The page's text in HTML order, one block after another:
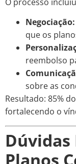
Negociação:
que os
reembolso
sobre as
Resultado: 85%
fortalecendo o
Dúvidas
Planos